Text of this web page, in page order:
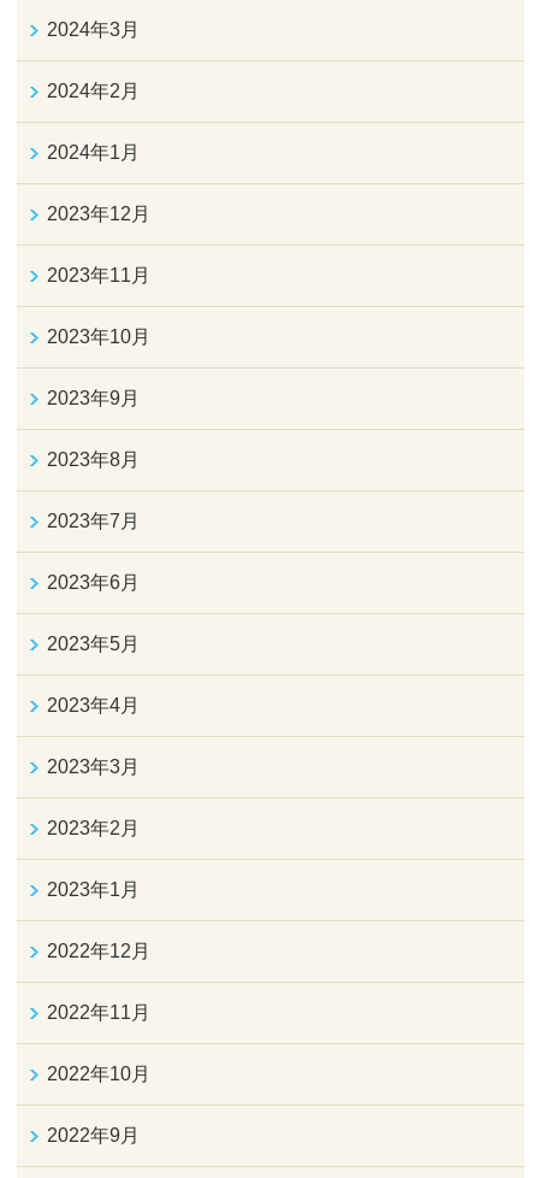
2024年3月
2024年2月
2024年1月
2023年12月
2023年11月
2023年10月
2023年9月
2023年8月
2023年7月
2023年6月
2023年5月
2023年4月
2023年3月
2023年2月
2023年1月
2022年12月
2022年11月
2022年10月
2022年9月